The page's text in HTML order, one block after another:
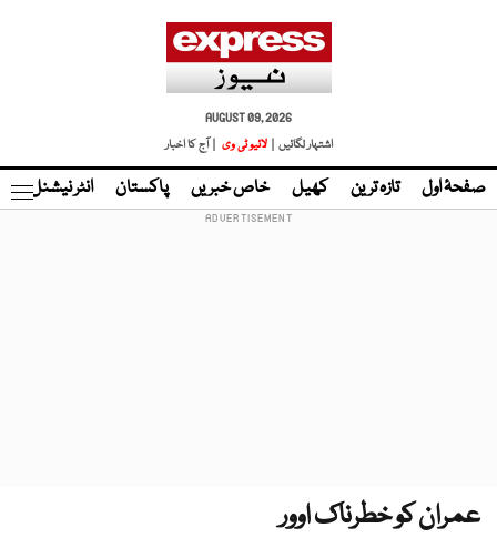
AUGUST 09, 2026
اشتہار لگائیں |
لائیو ٹی وی | آج کا اخبار
صفحۂ اول تازہ ترین کھیل خاص خبریں پاکستان انٹر نیشنل
عمران کو خطرناک اوور